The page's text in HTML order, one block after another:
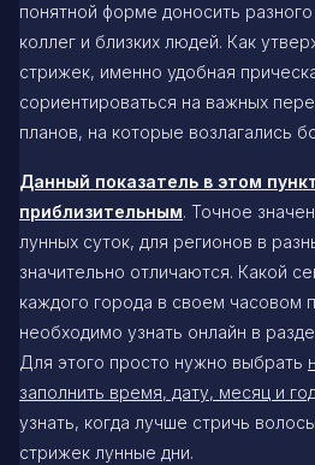
понятной форме доносить
коллег и близких людей. Как
стрижек, именно удобная
сориентироваться на важных
планов, на которые возлагались
Данный показатель в этом
приблизительным. Точное
лунных суток, для регионов в
значительно отличаются. Какой
каждого города в своем часовом
необходимо узнать онлайн в
Для этого просто нужно выбрать
заполнить время, дату, месяц и год
узнать, когда лучше стричь
стрижек лунные дни.